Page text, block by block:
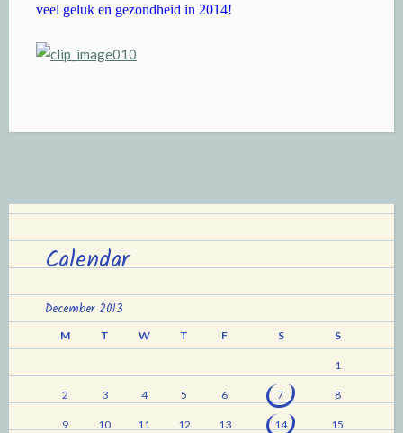
veel geluk en gezondheid in 2014!
Calendar
December 2013
M T W T F S S
1
2 3 4 5 6 7 8
9 10 11 12 13 14 15